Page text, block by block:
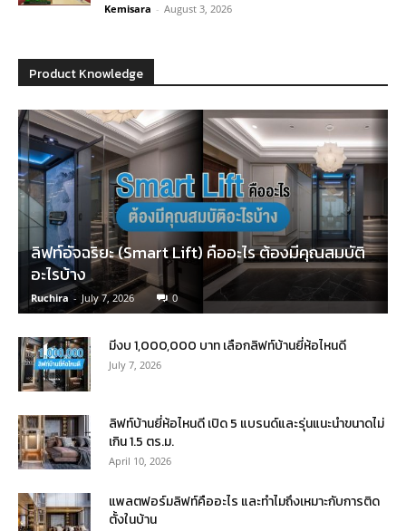
Kemisara - August 3, 2026
Product Knowledge
ลิฟท์อัจฉริยะ (Smart Lift) คืออะไร ต้องมีคุณสมบัติ
อะไรบ้าง
Ruchira - July 7, 2026 0
มีงบ 1,000,000 บาท เลือกลิฟท์บ้านยี่ห้อไหนดี
July 7, 2026
ลิฟท์บ้านยี่ห้อไหนดี เปิด 5 แบรนด์และรุ่นแนะนำขนาดไม่
เกิน 1.5 ตร.ม.
April 10, 2026
แพลตฟอร์มลิฟท์คืออะไร และทำไมถึงเหมาะกับการติด
ตั้งในบ้าน